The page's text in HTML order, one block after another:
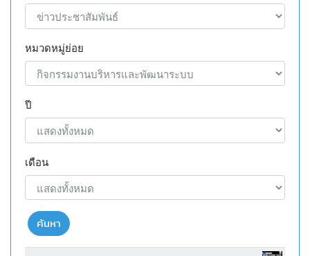
หมวดหมู่ย่อย
ปี
เดือน
ค้นหา